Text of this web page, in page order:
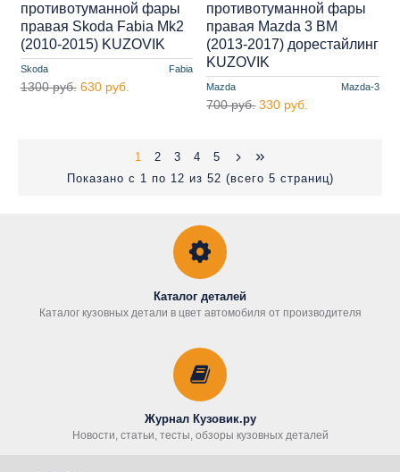
Skoda Fabia
противотуманной фары
правая Skoda Fabia Mk2
(2010-2015) KUZOVIK
1300 руб. 630 руб. Mazda Mazda-3
противотуманной фары
правая Mazda 3 BM
(2013-2017) дорестайлинг
KUZOVIK
700 руб. 330 руб.
1 2 3 4
5
Показано с 1 по 12 из 52 (всего 5 страниц)
Каталог деталей
Каталог кузовных детали в цвет автомобиля от производителя
Журнал Кузовик.ру
Новости, статьи, тесты, обзоры кузовных деталей